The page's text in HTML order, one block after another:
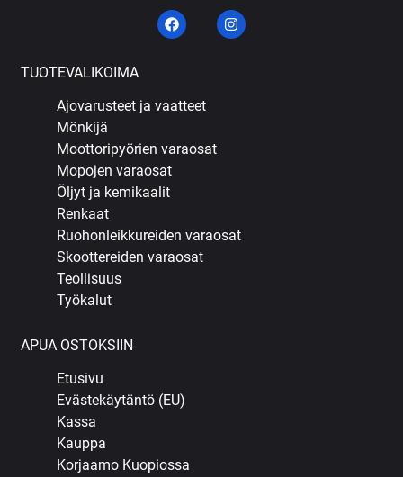
TUOTEVALIKOIMA
Ajovarusteet ja vaatteet
Mönkijä
Moottoripyörien varaosat
Mopojen varaosat
Öljyt ja kemikaalit
Renkaat
Ruohonleikkureiden varaosat
Skoottereiden varaosat
Teollisuus
Työkalut
APUA OSTOKSIIN
Etusivu
Evästekäytäntö (EU)
Kassa
Kauppa
Korjaamo Kuopiossa